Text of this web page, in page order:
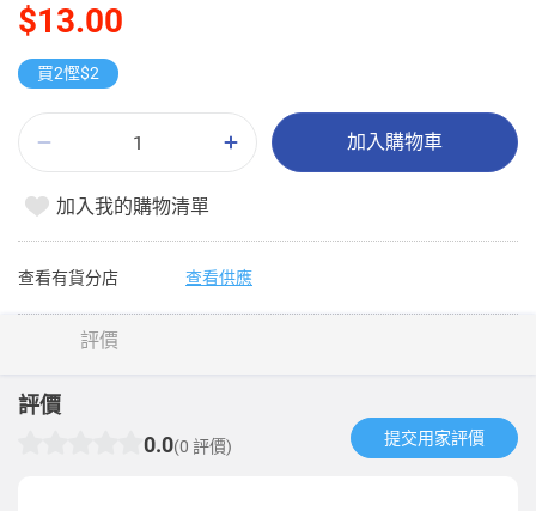
$13.00
買2慳$2
加入購物車
加入我的購物清單
查看有貨分店 查看供應
評價
評價
0.0(0 評價) 提交用家評價​